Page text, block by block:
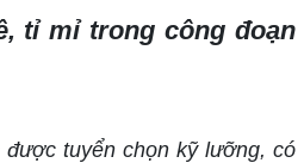
tỉ mỉ trong công đoạn
tuyển chọn kỹ lưỡng, có